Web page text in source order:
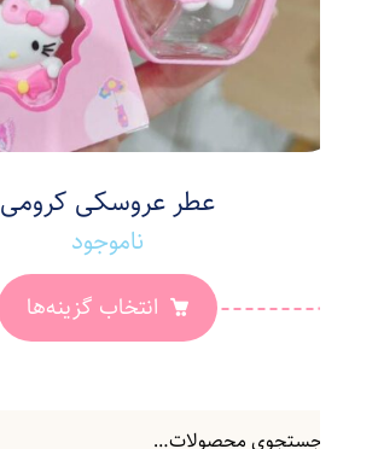
عطر عروسکی کرومی
ناموجود
انتخاب گزینه‌ها